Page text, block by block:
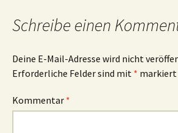
Schreibe einen
Deine E-Mail-Adresse wird nicht
Erforderliche Felder sind mit * markiert
Kommentar *